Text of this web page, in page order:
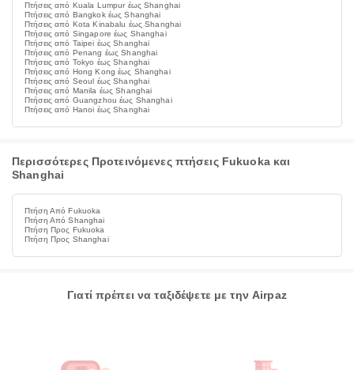
Πτήσεις από Kuala Lumpur έως Shanghai
Πτήσεις από Bangkok έως Shanghai
Πτήσεις από Kota Kinabalu έως Shanghai
Πτήσεις από Singapore έως Shanghai
Πτήσεις από Taipei έως Shanghai
Πτήσεις από Penang έως Shanghai
Πτήσεις από Tokyo έως Shanghai
Πτήσεις από Hong Kong έως Shanghai
Πτήσεις από Seoul έως Shanghai
Πτήσεις από Manila έως Shanghai
Πτήσεις από Guangzhou έως Shanghai
Πτήσεις από Hanoi έως Shanghai
Περισσότερες Προτεινόμενες πτήσεις Fukuoka και
Shanghai
Πτήση Από Fukuoka
Πτήση Από Shanghai
Πτήση Προς Fukuoka
Πτήση Προς Shanghai
Γιατί πρέπει να ταξιδέψετε με την Airpaz